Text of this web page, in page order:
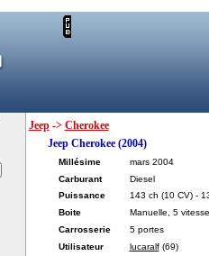
Jeep-> Cherokee
Jeep Cherokee (2004)
Millésime
mars 2004
Carburant
Diesel
Puissance
143 ch (10 CV) -
Boite
Manuelle, 5
Carrosserie
5 portes
Utilisateur
lucaralf (69)